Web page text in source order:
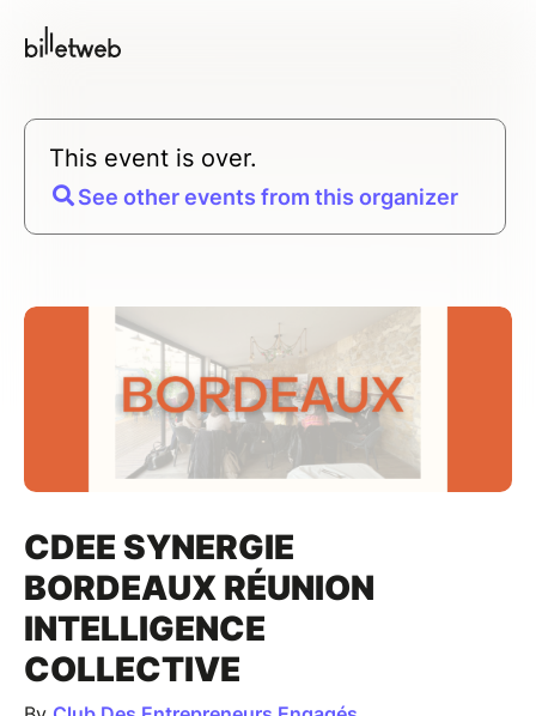
This event is over.
See other events from this organizer
CDEE SYNERGIE
BORDEAUX RÉUNION
INTELLIGENCE
COLLECTIVE